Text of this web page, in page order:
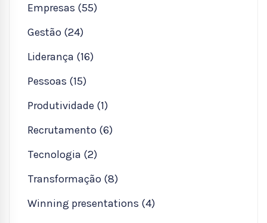
Empresas (55)
Gestão (24)
Liderança (16)
Pessoas (15)
Produtividade (1)
Recrutamento (6)
Tecnologia (2)
Transformação (8)
Winning presentations (4)